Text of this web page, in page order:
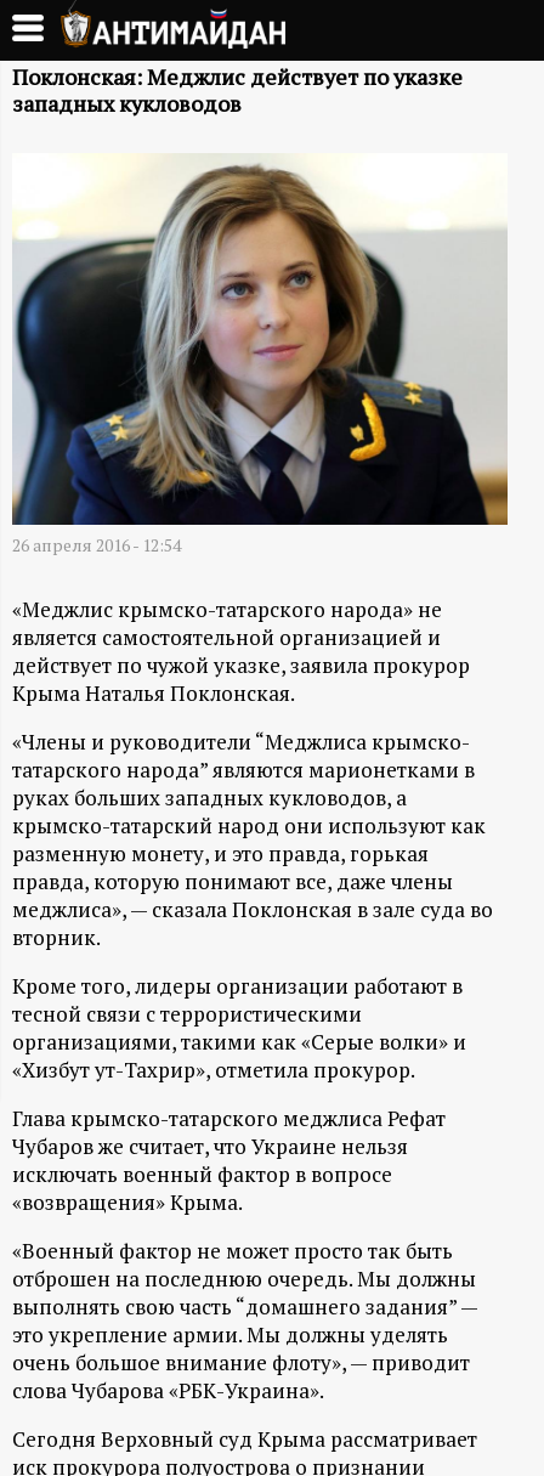
Перейти
основному
содержанию
А
И
М
А
Й
Д
А
Н
-
и
н
ф
о
р
м
а
ц
и
о
н
н
Поклонская: Меджлис действует по указке
западных кукловодов
26 апреля 2016 - 12:54
«Меджлис крымско-татарского народа» не
является самостоятельной организацией и
действует по чужой указке, заявила прокурор
Крыма Наталья Поклонская.
«Члены и руководители “Меджлиса крымско-
татарского народа” являются марионетками в
руках больших западных кукловодов, а
крымско-татарский народ они используют как
разменную монету, и это правда, горькая
правда, которую понимают все, даже члены
меджлиса», — сказала Поклонская в зале суда во
вторник.
Кроме того, лидеры организации работают в
тесной связи с террористическими
организациями, такими как «Серые волки» и
«Хизбут ут-Тахрир», отметила прокурор.
Глава крымско-татарского меджлиса Рефат
Чубаров же считает, что Украине нельзя
исключать военный фактор в вопросе
«возвращения» Крыма.
«Военный фактор не может просто так быть
отброшен на последнюю очередь. Мы должны
выполнять свою часть “домашнего задания” —
это укрепление армии. Мы должны уделять
очень большое внимание флоту», — приводит
слова Чубарова «РБК-Украина».
Сегодня Верховный суд Крыма рассматривает
иск прокурора полуострова о признании